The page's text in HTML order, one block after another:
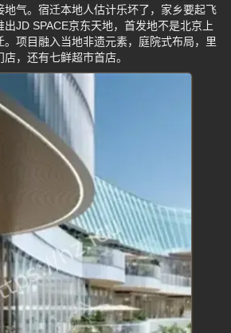
气。宿迁本地人估计乐坏了，家乡要起飞
JD SPACE京东天地，首发地不是北京上
项目融入当地非遗元素，庭院式布局，里
，还有七鲜超市首店。